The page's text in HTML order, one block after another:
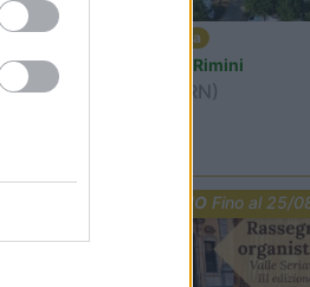
Emilia Romagna
Camper Park Rimini
(RN)
PROMO Fino al 25/